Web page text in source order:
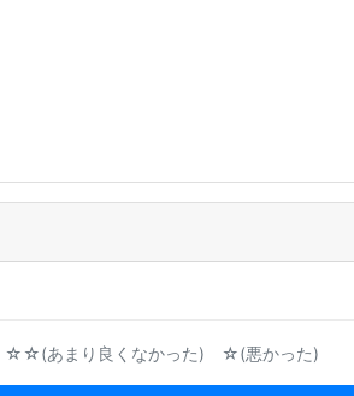
あまり良くなかった) ☆(悪かった)